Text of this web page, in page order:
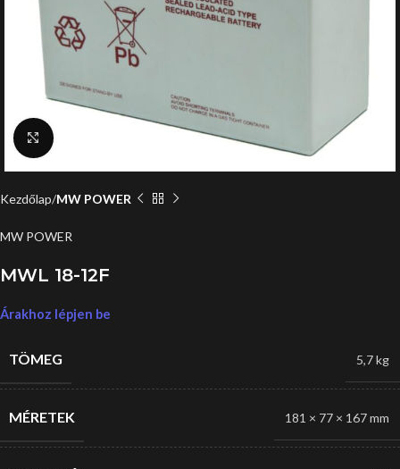
Click to enlarge
Kezdőlap MW POWER
MW POWER
MWL 18-12F
Árakhoz lépjen be
TÖMEG 5,7 kg
MÉRETEK 181 × 77 × 167 mm